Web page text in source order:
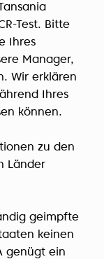
Test. Bitte
Ihres
Manager,
Wir erklären
Ihres
können.
zu den
Länder
geimpfte
keinen
genügt ein